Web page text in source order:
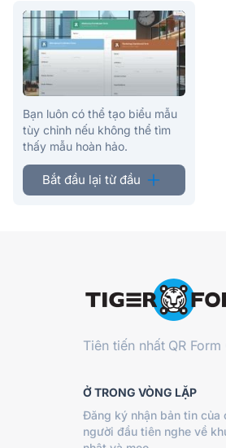
Bạn luôn có thể tạo biểu mẫu
tùy chỉnh nếu không thể tìm
thấy mẫu hoàn hảo.
Bắt đầu lại từ đầu
Tiên tiến nhất QR
Ở TRONG VÒNG LẶP
Đăng ký nhận bản tin của
người đầu tiên nghe về